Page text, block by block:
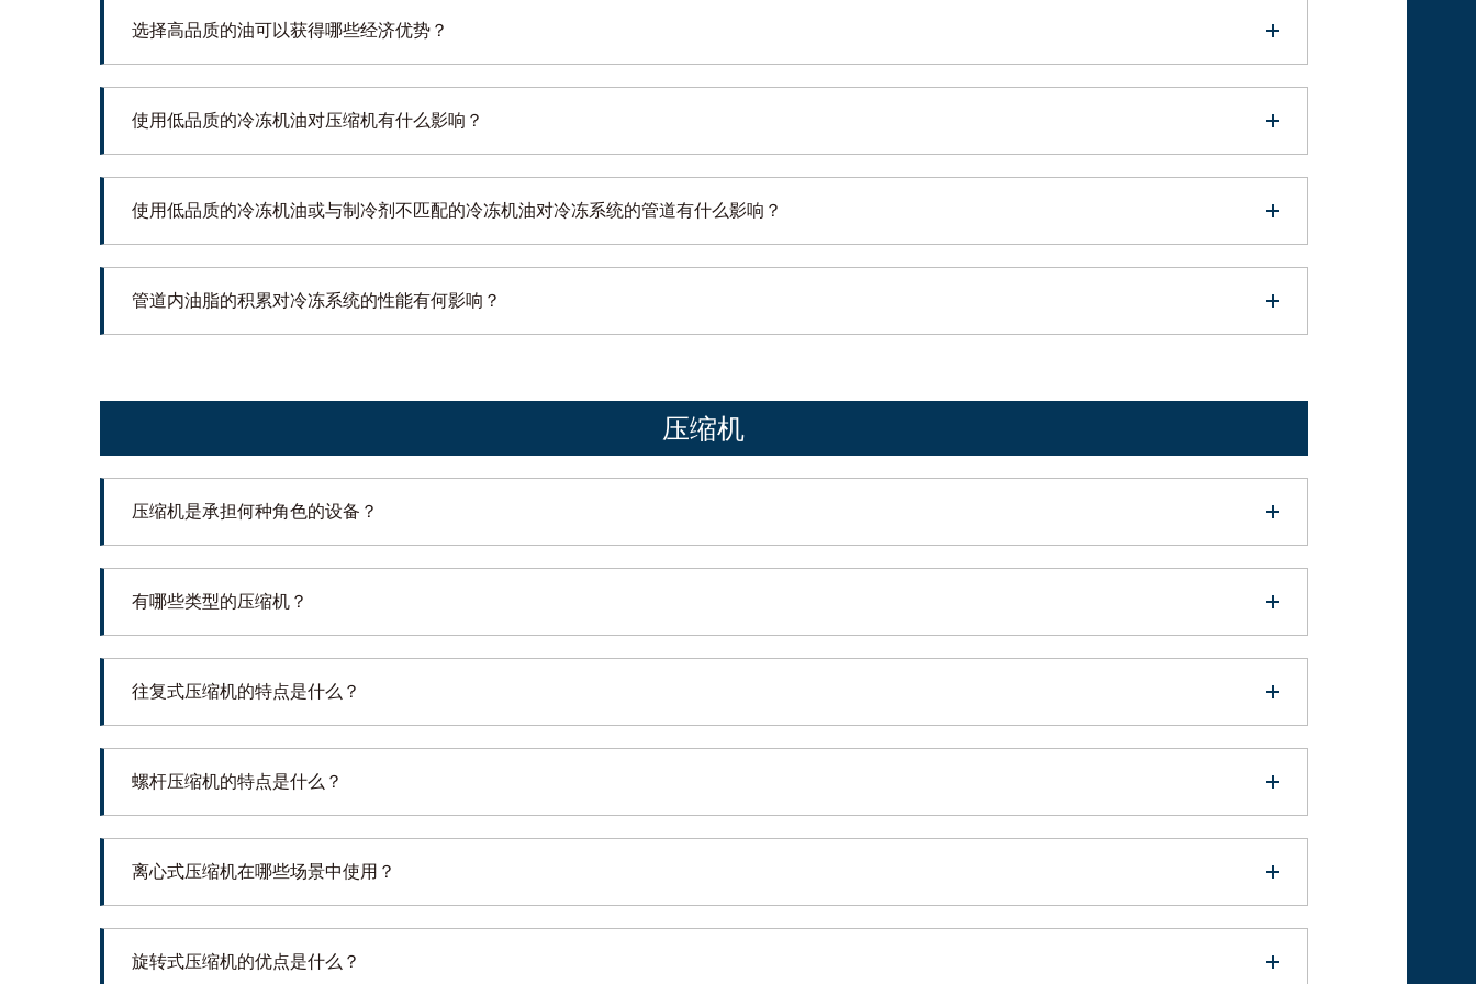
选择高品质的油可以获得哪些经济优势？
使用低品质的冷冻机油对压缩机有什么影响？
使用低品质的冷冻机油或与制冷剂不匹配的冷冻机油对冷冻系统的管道有什么影响？
管道内油脂的积累对冷冻系统的性能有何影响？
压缩机
压缩机是承担何种角色的设备？
有哪些类型的压缩机？
往复式压缩机的特点是什么？
螺杆压缩机的特点是什么？
离心式压缩机在哪些场景中使用？
旋转式压缩机的优点是什么？